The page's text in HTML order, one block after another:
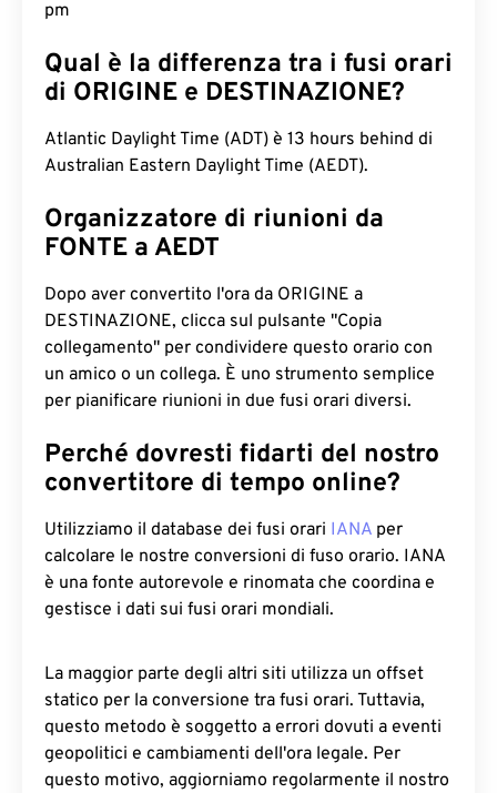
pm
Qual è la differenza tra i fusi orari
di ORIGINE e DESTINAZIONE?
Atlantic Daylight Time (ADT) è 13 hours behind di
Australian Eastern Daylight Time (AEDT).
Organizzatore di riunioni da
FONTE a AEDT
Dopo aver convertito l'ora da ORIGINE a
DESTINAZIONE, clicca sul pulsante "Copia
collegamento" per condividere questo orario con
un amico o un collega. È uno strumento semplice
per pianificare riunioni in due fusi orari diversi.
Perché dovresti fidarti del nostro
convertitore di tempo online?
Utilizziamo il database dei fusi orari IANA per
calcolare le nostre conversioni di fuso orario. IANA
è una fonte autorevole e rinomata che coordina e
gestisce i dati sui fusi orari mondiali.
La maggior parte degli altri siti utilizza un offset
statico per la conversione tra fusi orari. Tuttavia,
questo metodo è soggetto a errori dovuti a eventi
geopolitici e cambiamenti dell'ora legale. Per
questo motivo, aggiorniamo regolarmente il nostro